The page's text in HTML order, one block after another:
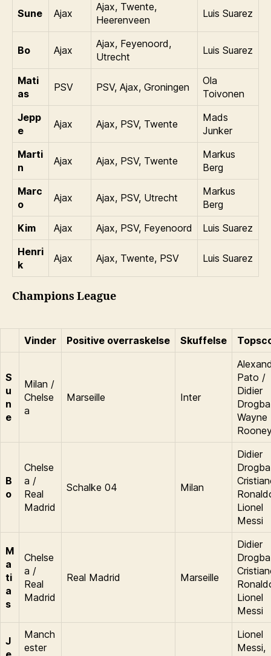
Sune Ajax
Ajax, Twente,
Heerenveen
Luis Suarez
Bo Ajax
Ajax, Feyenoord,
Utrecht
Luis Suarez
Mati
as
PSV PSV, Ajax, Groningen
Ola
Toivonen
Jepp
e
Ajax Ajax, PSV, Twente
Mads
Junker
Marti
n
Ajax Ajax, PSV, Twente
Markus
Berg
Marc
o
Ajax Ajax, PSV, Utrecht
Markus
Berg
Kim
Ajax Ajax, PSV, Feyenoord
Luis Suarez
Henri
k
Ajax Ajax, Twente, PSV Luis Suarez
Champions League
Vinder Positive overraskelse Skuffelse
S
u
n
e
Milan /
Chelse
a
Marseille Inter
Pato /
Didier
Wayne
B
o
Chelse
a /
Real
Madrid
Schalke 04 Milan
Didier
Lionel
Messi
M
a
ti
a
s
Chelse
a /
Real
Madrid
Real Madrid Marseille
Didier
Lionel
Messi
J
Manch
ester
Lionel
Messi,